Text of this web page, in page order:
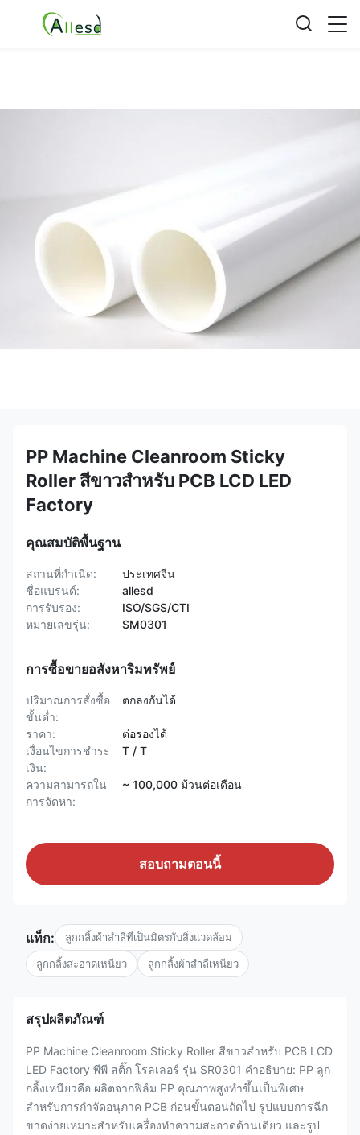
PP Machine Cleanroom Sticky
Roller สีขาวสำหรับ PCB LCD LED
Factory
คุณสมบัติพื้นฐาน
สถานที่กำเนิด:
ประเทศจีน
ชื่อแบรนด์:
allesd
การรับรอง:
ISO/SGS/CTI
หมายเลขรุ่น:
SM0301
การซื้อขายอสังหาริมทรัพย์
ปริมาณการสั่งซื้อ
ขั้นต่ำ:
ตกลงกันได้
ราคา:
ต่อรองได้
เงื่อนไขการชำระ
เงิน:
T / T
ความสามารถใน
การจัดหา:
~ 100,000 ม้วนต่อเดือน
สอบถามตอนนี้
แท็ก: ลูกกลิ้งผ้าสำลีที่เป็นมิตรกับสิ่งแวดล้อม
ลูกกลิ้งสะอาดเหนียว ลูกกลิ้งผ้าสำลีเหนียว
สรุปผลิตภัณฑ์
PP Machine Cleanroom Sticky Roller สีขาวสำหรับ PCB LCD
LED Factory พีพี สติ๊ก โรลเลอร์ รุ่น SR0301 คำอธิบาย: PP ลูก
กลิ้งเหนียวคือ ผลิตจากฟิล์ม PP คุณภาพสูงทำขึ้นเป็นพิเศษ
สำหรับการกำจัดอนุภาค PCB ก่อนขั้นตอนถัดไป รูปแบบการฉีก
ขาดง่ายเหมาะสำหรับเครื่องทำความสะอาดด้านเดียว และรูป